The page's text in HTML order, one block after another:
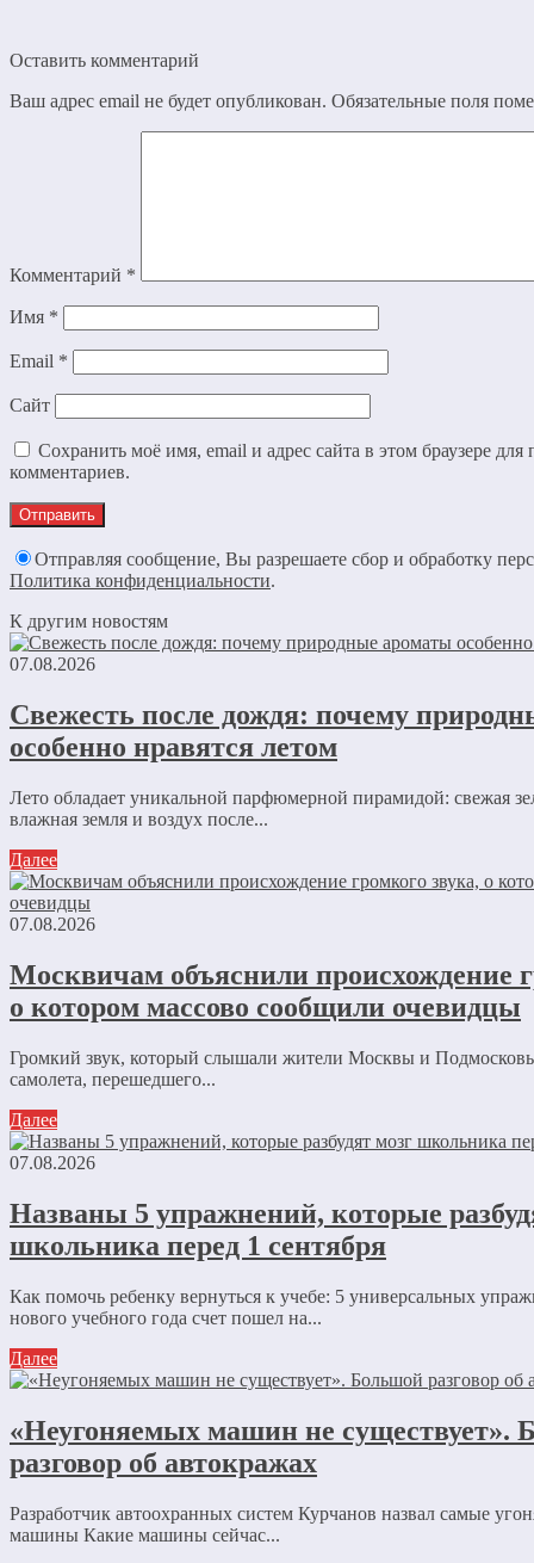
Оставить комментарий
Ваш адрес email не будет опубликован. Обязательные поля
Комментарий *
Имя *
Email *
Сайт
Сохранить моё имя, email и адрес сайта в этом браузере
комментариев.
Отправляя сообщение, Вы разрешаете сбор и обработку
Политика конфиденциальности.
К другим новостям
07.08.2026
Свежесть после дождя: почему
особенно нравятся летом
Лето обладает уникальной парфюмерной пирамидой: свежая
влажная земля и воздух после...
Далее
07.08.2026
Москвичам объяснили происхождение
о котором массово сообщили очевидцы
Громкий звук, который слышали жители Москвы и
самолета, перешедшего...
Далее
07.08.2026
Названы 5 упражнений, которые
школьника перед 1 сентября
Как помочь ребенку вернуться к учебе: 5 универсальных
нового учебного года счет пошел на...
Далее
«Неугоняемых машин не существует».
разговор об автокражах
Разработчик автоохранных систем Курчанов назвал самые
машины Какие машины сейчас...